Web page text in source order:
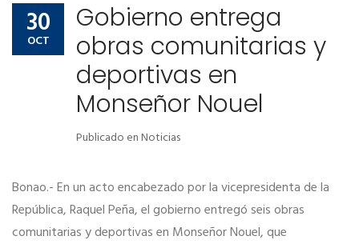
30
OCT
Gobierno entrega
obras comunitarias y
deportivas en
Monseñor Nouel
Publicado enNoticias
Bonao.- En un acto encabezado por la vicepresidenta de la
República, Raquel Peña, el gobierno entregó seis obras
comunitarias y deportivas en Monseñor Nouel, que